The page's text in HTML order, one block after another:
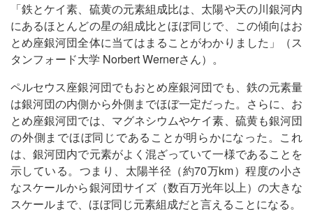
「鉄とケイ素、硫黄の元素組成比は、太陽や天の川銀河内
にあるほとんどの星の組成比とほぼ同じで、この傾向はお
とめ座銀河団全体に当てはまることがわかりました」（ス
タンフォード大学 Norbert Wernerさん）。
ペルセウス座銀河団でもおとめ座銀河団でも、鉄の元素量
は銀河団の内側から外側までほぼ一定だった。さらに、お
とめ座銀河団では、マグネシウムやケイ素、硫黄も銀河団
の外側までほぼ同じであることが明らかになった。これ
は、銀河団内で元素がよく混ざっていて一様であることを
示している。つまり、太陽半径（約70万km）程度の小さ
なスケールから銀河団サイズ（数百万光年以上）の大きな
スケールまで、ほぼ同じ元素組成だと言えることになる。